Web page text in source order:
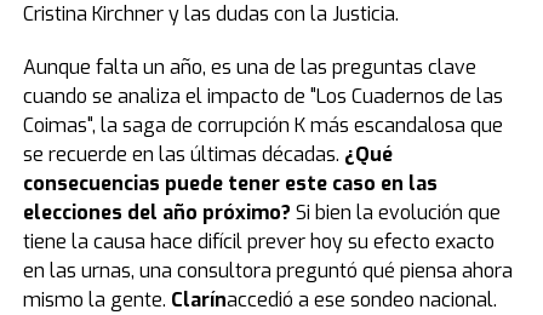
Cristina Kirchner y las dudas con la Justicia.
Aunque falta un año, es una de las preguntas clave
cuando se analiza el impacto de "Los Cuadernos de las
Coimas", la saga de corrupción K más escandalosa que
se recuerde en las últimas décadas. ¿Qué
consecuencias puede tener este caso en las
elecciones del año próximo? Si bien la evolución que
tiene la causa hace difícil prever hoy su efecto exacto
en las urnas, una consultora preguntó qué piensa ahora
mismo la gente. Clarínaccedió a ese sondeo nacional.